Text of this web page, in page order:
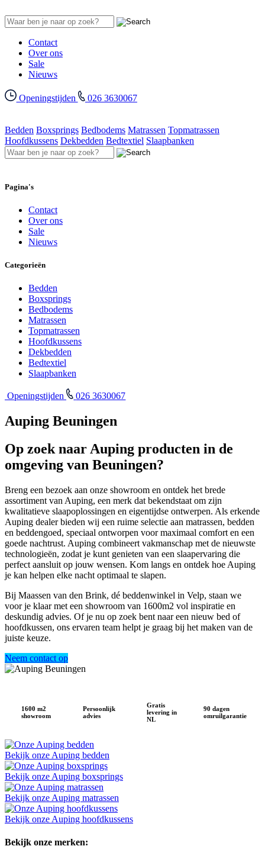
Contact
Over ons
Sale
Nieuws
Openingstijden 026 3630067
Bedden Boxsprings Bedbodems Matrassen Topmatrassen
Hoofdkussens Dekbedden Bedtextiel Slaapbanken
Pagina's
Contact
Over ons
Sale
Nieuws
Categorieën
Bedden
Boxsprings
Bedbodems
Matrassen
Topmatrassen
Hoofdkussens
Dekbedden
Bedtextiel
Slaapbanken
Openingstijden 026 3630067
Auping Beuningen
Op zoek naar Auping producten in de
omgeving van Beuningen?
Breng een bezoek aan onze showroom en ontdek het brede
assortiment van Auping, een merk dat bekendstaat om zijn
kwalitatieve slaapoplossingen en eigentijdse ontwerpen. Als erkende
Auping dealer bieden wij een ruime selectie aan matrassen, bedden
en beddengoed, speciaal ontworpen voor maximaal comfort en een
goede nachtrust. Auping combineert vakmanschap met de nieuwste
technologieën, zodat je kunt genieten van een slaapervaring die
perfect aansluit op jouw wensen. Kom langs en ontdek hoe Auping
je kan helpen elke nacht optimaal te slapen.
Bij Maassen van den Brink, dé beddenwinkel in Velp, staan we
voor je klaar met een showroom van 1600m2 vol inspiratie en
deskundig advies. Of je nu op zoek bent naar een nieuw bed of
hoofdkussen, ons ervaren team helpt je graag bij het maken van de
juiste keuze.
Neem contact op
1600 m2
showroom
Persoonlijk
advies
Gratis
levering in
NL
90 dagen
omruilgarantie
Bekijk onze Auping bedden
Bekijk onze Auping boxsprings
Bekijk onze Auping matrassen
Bekijk onze Auping hoofdkussens
Bekijk onze merken: